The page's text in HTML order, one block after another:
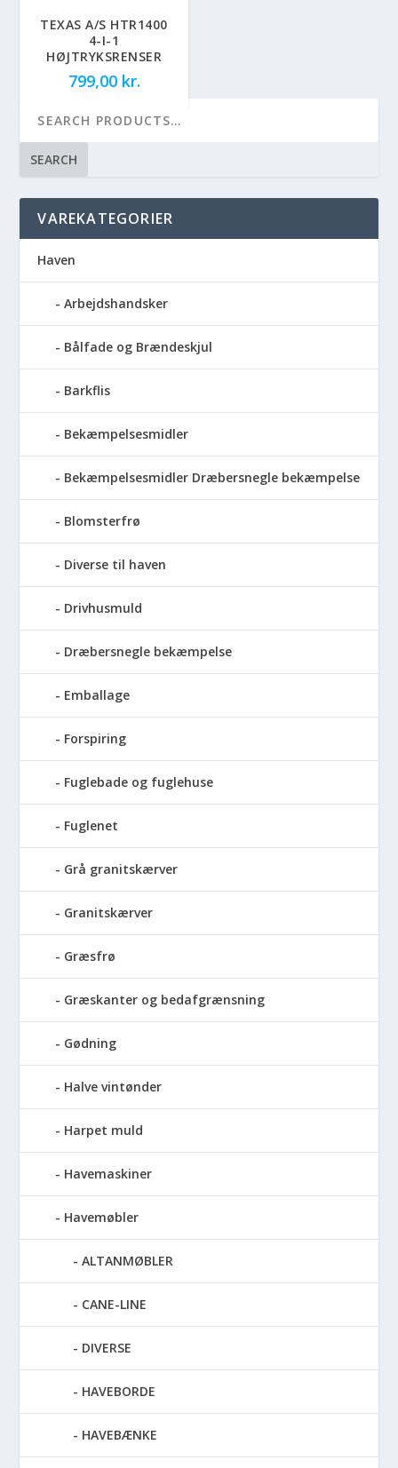
TEXAS A/S HTR1400
4-I-1
HØJTRYKSRENSER
799,00 kr.
SEARCH
VAREKATEGORIER
Haven
Arbejdshandsker
Bålfade og Brændeskjul
Barkflis
Bekæmpelsesmidler
Bekæmpelsesmidler Dræbersnegle bekæmpelse
Blomsterfrø
Diverse til haven
Drivhusmuld
Dræbersnegle bekæmpelse
Emballage
Forspiring
Fuglebade og fuglehuse
Fuglenet
Grå granitskærver
Granitskærver
Græsfrø
Græskanter og bedafgrænsning
Gødning
Halve vintønder
Harpet muld
Havemaskiner
Havemøbler
ALTANMØBLER
CANE-LINE
DIVERSE
HAVEBORDE
HAVEBÆNKE